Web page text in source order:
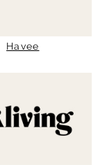
Havee